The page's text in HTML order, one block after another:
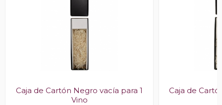
Caja de Cartón Negro vacía para 1
Vino
Caja de